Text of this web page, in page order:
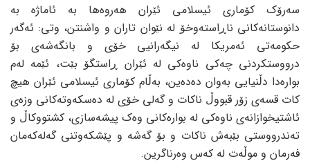
سەرۆک کۆماری ئیسلامی ئێران هەروەها بە ئاماژە بە
دانوستانەکانی ناڕاستەوخۆ لە نێوان تاران و واشنتن، وتی: ئەگەر
حکومەتی ئەمریکا لە نیگەرانیی خۆی و بانگەشەی بۆ
درووستکردنی چەکی ناوەکی لە ئێران ڕاستگۆ بێت، ئێمە لەم
بوارەدا دڵنیایی بەوان دەدەین، بەڵام کۆماری ئیسلامی ئێران هیچ
کات قسەی زۆر قبووڵ ناکات و گەلی خۆی لە دەسکەوتەکانی وزەی
ئاشتیخوازانەی ناوەکی لە بوارەکانی وەک پیشەسازی، کشتووکاڵ و
تەندرووستی بێبەش ناکات و بۆ گەشە و پێشکەوتنی گەلەکەمان
فەرمان و موڵەت لە کەس وەرناگرین.